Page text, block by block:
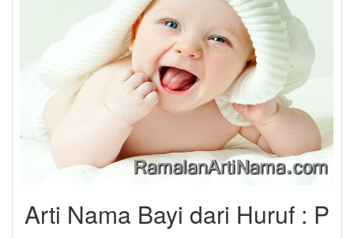
Arti Nama Bayi dari Huruf : P